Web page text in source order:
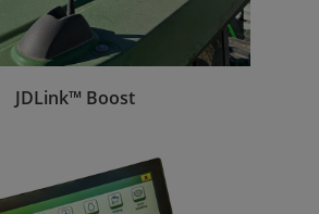
JDLink™ Boost